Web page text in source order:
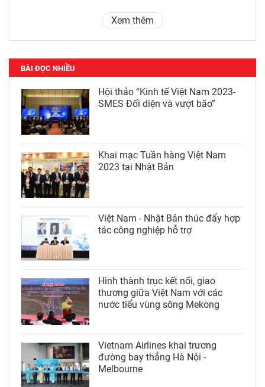
Xem thêm
BÀI ĐỌC NHIỀU
Hội thảo “Kinh tế Việt Nam 2023-
SMES Đối diện và vượt bão”
Khai mạc Tuần hàng Việt Nam
2023 tại Nhật Bản
Việt Nam - Nhật Bản thúc đẩy hợp
tác công nghiệp hỗ trợ
Hình thành trục kết nối, giao
thương giữa Việt Nam với các
nước tiểu vùng sông Mekong
Vietnam Airlines khai trương
đường bay thẳng Hà Nội -
Melbourne